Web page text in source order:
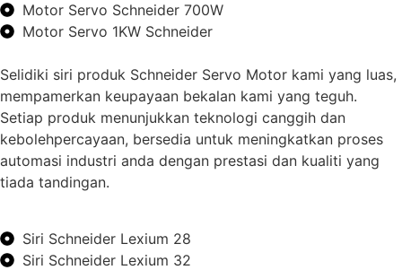
Motor Servo Schneider 700W
Motor Servo 1KW Schneider
Selidiki siri produk Schneider Servo Motor kami yang luas,
mempamerkan keupayaan bekalan kami yang teguh.
Setiap produk menunjukkan teknologi canggih dan
kebolehpercayaan, bersedia untuk meningkatkan proses
automasi industri anda dengan prestasi dan kualiti yang
tiada tandingan.
Siri Schneider Lexium 28
Siri Schneider Lexium 32